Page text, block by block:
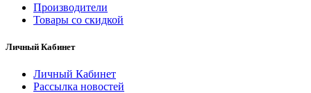
Производители
Товары со скидкой
Личный Кабинет
Личный Кабинет
Рассылка новостей